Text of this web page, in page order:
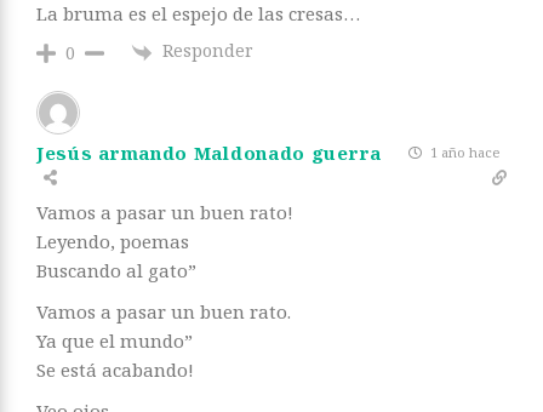
La bruma es el espejo de las cresas…
0 Responder
Jesús armando Maldonado guerra 1 año hace
Vamos a pasar un buen rato!
Leyendo, poemas
Buscando al gato”
Vamos a pasar un buen rato.
Ya que el mundo”
Se está acabando!